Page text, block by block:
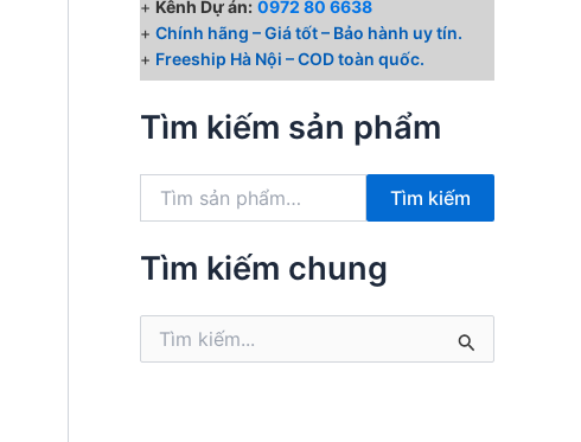
+ Kênh Dự án: 0972 80 6638
+ Chính hãng – Giá tốt – Bảo hành uy tín.
+ Freeship Hà Nội – COD toàn quốc.
Tìm kiếm sản phẩm
k
Tìm kiếm
Tìm kiếm chung